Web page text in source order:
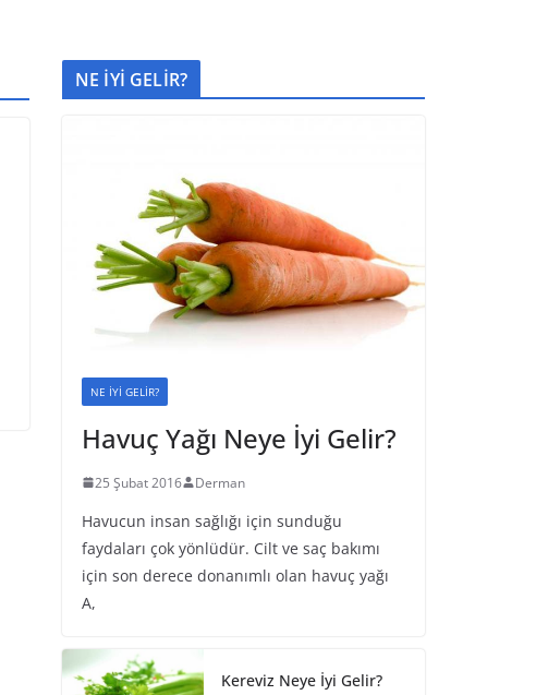
NE İYİ GELİR?
NE İYİ GELİR?
Havuç Yağı Neye İyi Gelir?
25 Şubat 2016 Derman
Havucun insan sağlığı için sunduğu
faydaları çok yönlüdür. Cilt ve saç bakımı
için son derece donanımlı olan havuç yağı
A,
Kereviz Neye İyi Gelir?